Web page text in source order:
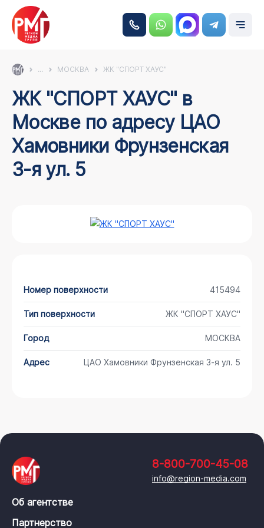
... МОСКВА ЖК "СПОРТ ХАУС"
ЖК "СПОРТ ХАУС" в
Москве по адресу ЦАО
Хамовники Фрунзенская
3-я ул. 5
Номер поверхности 415494
Тип поверхности ЖК "СПОРТ ХАУС"
Город МОСКВА
Адрес ЦАО Хамовники Фрунзенская 3-я ул. 5
8-800-700-45-08
info@region-media.com
Об агентстве
Партнерство